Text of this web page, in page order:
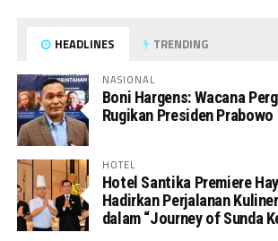
HEADLINES TRENDING
NASIONAL
Boni Hargens: Wacana
Rugikan Presiden Prabowo
HOTEL
Hotel Santika Premiere
Hadirkan Perjalanan
dalam “Journey of Sunda